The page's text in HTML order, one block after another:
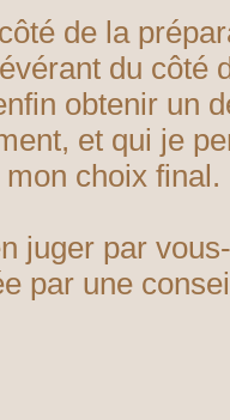
de la
du côté
obtenir un
et qui je
choix final.
juger par
par une